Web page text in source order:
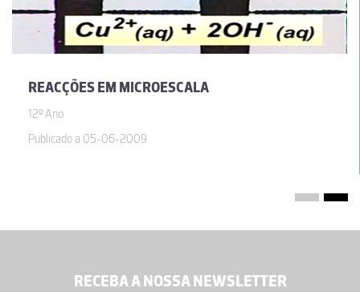
REACÇÕES EM MICROESCALA
12º Ano
Publicado a 05-06-2009
RECEBA A NOSSA NEWSLETTER